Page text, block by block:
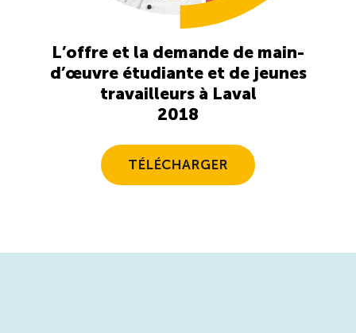
Diagnostic régional Nord-du-Québec
Programme de francisation pour les entreprises
touristiques
Valorisation des métiers et carrières en tourisme
Entretien ménager : Évaluation – Pertinence de la
L’offre et la demande de main-
d’œuvre étudiante et de jeunes
travailleurs à Laval
2018
TÉLÉCHARGER